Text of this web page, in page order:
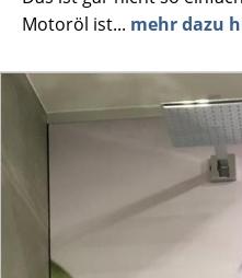
Motoröl ist... mehr dazu